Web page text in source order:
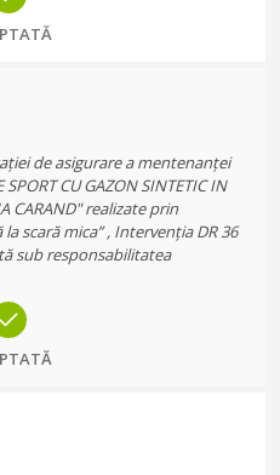
de asigurare a mentenanței
CU GAZON SINTETIC IN
CARAND" realizate prin
scară mica” , Intervenția DR 36
sub responsabilitatea